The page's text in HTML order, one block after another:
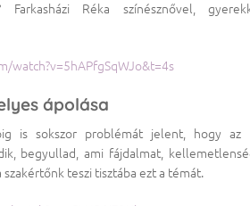
Farkasházi Réka színésznővel,
watch?v=5hAPfgSqWJo&t=4s
ápolása
is sokszor problémát jelent, hogy az
begyullad, ami fájdalmat,
szakértőnk teszi tisztába ezt a témát.